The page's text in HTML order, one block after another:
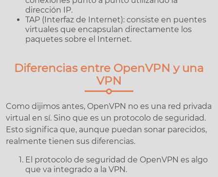
dirección IP.
TAP (Interfaz de Internet): consiste en puentes
virtuales que encapsulan directamente los
paquetes sobre el Internet.
Diferencias entre OpenVPN y una
VPN
Como dijimos antes, OpenVPN no es una red privada
virtual en sí. Sino que es un protocolo de seguridad.
Esto significa que, aunque puedan sonar parecidos,
realmente tienen sus diferencias.
El protocolo de seguridad de OpenVPN es algo
que va integrado a la VPN.